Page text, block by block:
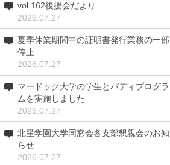
vol.162後援会だより
2026.07.27
夏季休業期間中の証明書発行業務の一部
停止
2026.07.27
マードック大学の学生とバディプログラ
ムを実施しました
2026.07.27
北星学園大学同窓会各支部懇親会のお知
らせ
2026.07.27